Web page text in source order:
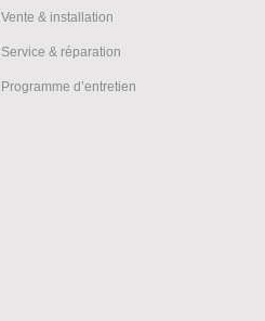
Vente & installation
Service & réparation
Programme d’entretien